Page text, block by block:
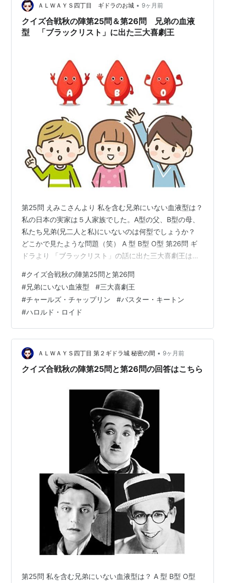
身体演技と映像構成は今なお多くの映画人に影響を与え
続けている。 スタッフ 監督：バスター・キートン、クラ
イド・ブルックマン脚本：アル・ボ…
ＡＬＷＡＹＳ四丁目 ギドラのお城 • 9ヶ月前
クイズ合戦秋の陣第25問＆第26問 兄弟の血液
型 「ブラックリスト」に出た三大喜劇王
第25問 えみこさんより 私を含む兄弟にいない血液型は？
私の日本の実家は５人家族でした。A型の父、B型の母、
私たち兄弟(兄二人と私)にいないのは何型でしょうか？
どこかで見たような問題（笑） A 型 B型 O型 第26問 ギ
ドラより 「ブラックリスト」の話に出た三大喜劇王は？
の問題です。主人公の国際的な犯罪者は教養があり博学
で話題も豊富、様々な分野に精通していて映画の話も
時々出て来ます。かつて世界の三大喜劇王と云われた俳
優から誰の話をしたでしょう？ チャールズ・チャップリ
ン（山高帽にドタ靴、チョビ髭にステッキで笑わせる）
バスター・キートン…
#クイズ合戦秋の陣第25問と第26問
#兄弟にいない血液型 #三大喜劇王
#チャールズ・チャップリン #バスター・キートン
#ハロルド・ロイド
ＡＬＷＡＹＳ四丁目 第２ギドラ城 秘密の間 • 9ヶ月前
クイズ合戦秋の陣第25問と第26問の回答はこちら
第25問 私を含む兄弟にいない血液型は？ A 型 B型 O型